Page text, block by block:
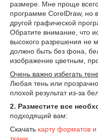
размере. Мне проще
программе CorelDraw, но
другой графической
Обратите внимание, что
высокого разрешения не
должно быть без фона,
изображение цветным,
Очень важно избегать
Любая тень или
плохой результат из-за
2. Разместите все
подходящий вам:
Скачать карту форматов и